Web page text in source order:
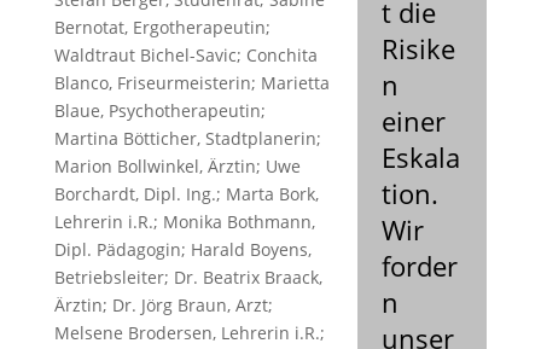
t die
Risike
n
einer
Eskala
tion.
Wir
forder
n
unser
Bernotat, Ergotherapeutin;
Waldtraut Bichel-Savic; Conchita
Blanco, Friseurmeisterin; Marietta
Blaue, Psychotherapeutin;
Martina Bötticher, Stadtplanerin;
Marion Bollwinkel, Ärztin; Uwe
Borchardt, Dipl. Ing.; Marta Bork,
Lehrerin i.R.; Monika Bothmann,
Dipl. Pädagogin; Harald Boyens,
Betriebsleiter; Dr. Beatrix Braack,
Ärztin; Dr. Jörg Braun, Arzt;
Melsene Brodersen, Lehrerin i.R.;